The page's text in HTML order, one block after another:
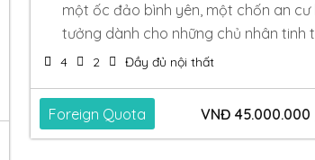
một ốc đảo bình yên, một chốn an cư
tưởng dành cho những chủ nhân tinh
4 2 Đầy đủ nội thất
Foreign Quota VNĐ 45.000.000